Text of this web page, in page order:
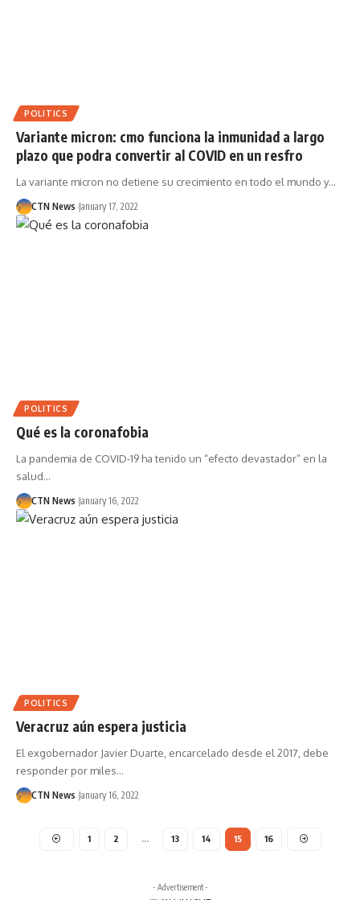
POLITICS
Variante micron: cmo funciona la inmunidad a largo
plazo que podra convertir al COVID en un resfro
La variante micron no detiene su crecimiento en todo el mundo y…
CTN News January 17, 2022
POLITICS
Qué es la coronafobia
La pandemia de COVID-19 ha tenido un “efecto devastador” en la
salud…
CTN News January 16, 2022
POLITICS
Veracruz aún espera justicia
El exgobernador Javier Duarte, encarcelado desde el 2017, debe
responder por miles…
CTN News January 16, 2022
1 2 … 13 14 15 16
- Advertisement -